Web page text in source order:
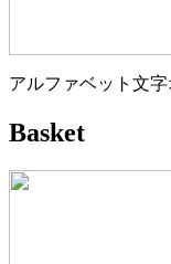
アルファベット文字
Basket